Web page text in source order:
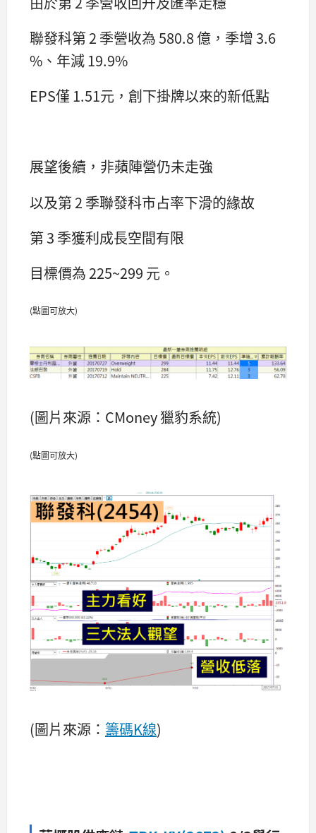
聯發科第 2 季營收為 580.8 億，季增 3.6
%、年減 19.9%
EPS僅 1.51元，創下掛牌以來的新低點
展望後續，非蘋陣營仍未走強
以及第 2 季聯發科市占率下滑的緣故
第 3 季獲利成長空間有限
目標價為 225~299 元。
(點圖可放大)
(圖片來源：CMoney 獵豹系統)
(點圖可放大)
(圖片來源： 籌碼K線)